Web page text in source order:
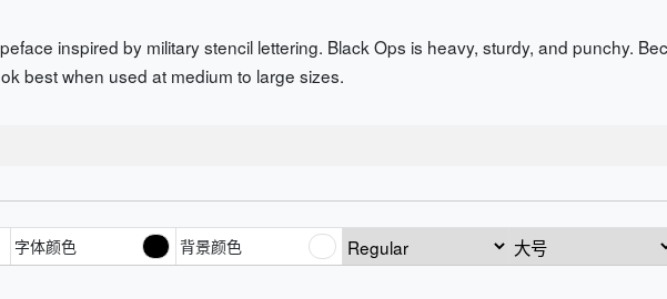
inspired by military stencil lettering. Black Ops is heavy, sturdy, and punchy.
best when used at medium to large sizes.
字体颜色 背景颜色